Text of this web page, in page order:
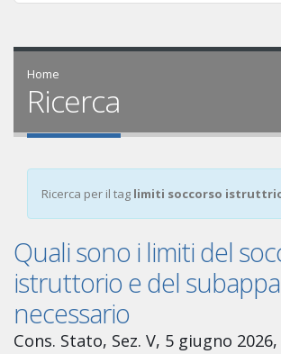
Home
Ricerca
Ricerca per il tag limiti soccorso
Quali sono i limiti del
istruttorio e del
necessario
Cons. Stato, Sez. V, 5 giugno